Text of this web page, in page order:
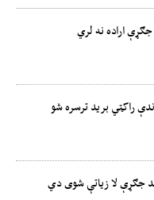
اراده نه لري
راکټي برید ترسره شو
جګړې لا زیاتې شوی دي